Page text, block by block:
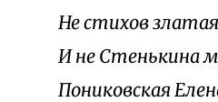
Не стихов
И не Стенькина
Пониковская